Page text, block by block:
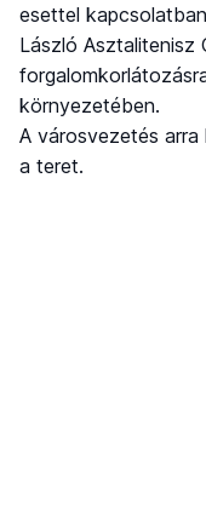
esettel
László Asztalitenisz
környezetében.
A városvezetés
a teret.